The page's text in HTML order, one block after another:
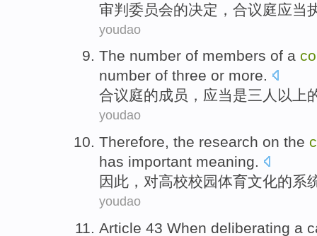
审判 委员会的决定 ， 合议庭应当
youdao
The number of members of a
number of three or more.
合议庭的成员 ， 应当是三 人以上
youdao
Therefore, the research on the
has important meaning.
因此 ， 对高校校园体育文化的系
youdao
Article 43 When deliberating a